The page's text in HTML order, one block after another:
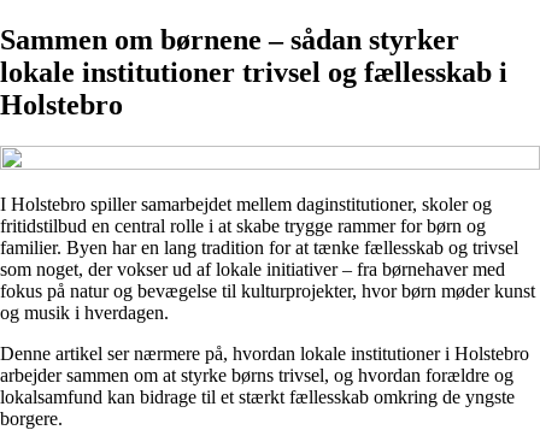
Sammen om børnene – sådan styrker
lokale institutioner trivsel og fællesskab i
Holstebro
I Holstebro spiller samarbejdet mellem daginstitutioner, skoler og
fritidstilbud en central rolle i at skabe trygge rammer for børn og
familier. Byen har en lang tradition for at tænke fællesskab og trivsel
som noget, der vokser ud af lokale initiativer – fra børnehaver med
fokus på natur og bevægelse til kulturprojekter, hvor børn møder kunst
og musik i hverdagen.
Denne artikel ser nærmere på, hvordan lokale institutioner i Holstebro
arbejder sammen om at styrke børns trivsel, og hvordan forældre og
lokalsamfund kan bidrage til et stærkt fællesskab omkring de yngste
borgere.